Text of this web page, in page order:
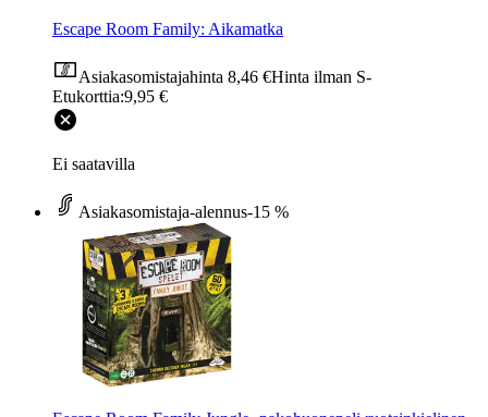
Escape Room Family: Aikamatka
Asiakasomistajahinta 8,46 €Hinta ilman S-
Etukorttia:9,95 €
Ei saatavilla
Asiakasomistaja-alennus-15 %